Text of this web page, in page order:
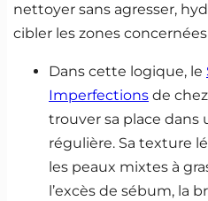
nettoyer sans agresser,
cibler les zones
Dans cette logique, le
Imperfections de
trouver sa place
régulière. Sa texture
les peaux mixtes à
l’excès de sébum, la